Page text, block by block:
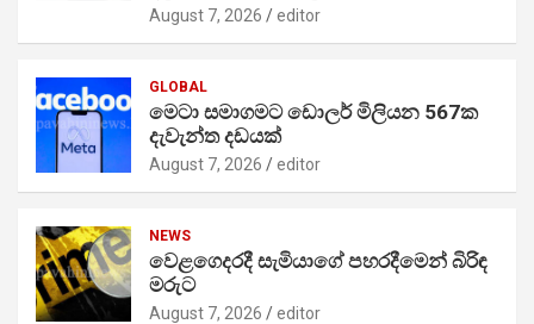
August 7, 2026 editor
GLOBAL
මෙටා සමාගමට ඩොලර් මිලියන 567ක
දැවැන්ත දඩයක්
August 7, 2026 editor
NEWS
වෙළගෙදරදී සැමියාගේ පහරදීමෙන් බිරිඳ
මරුට
August 7, 2026 editor